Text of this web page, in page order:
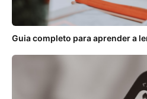
Guia completo para aprender a